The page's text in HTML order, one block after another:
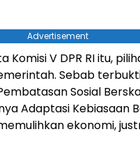
Advertisement
Komisi V DPR RI itu,
Sebab
Sosial
Adaptasi Kebiasaan
ekonomi,